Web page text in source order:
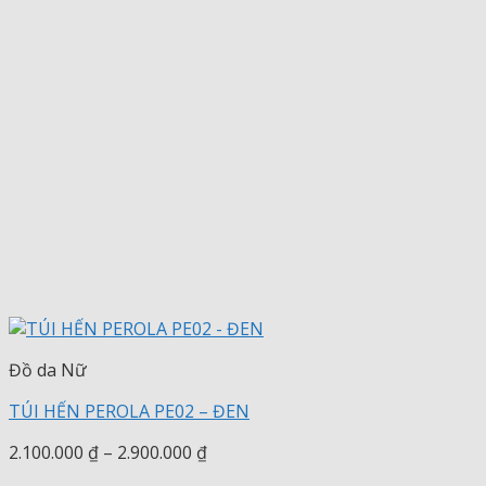
Đồ da Nữ
TÚI HẾN PEROLA PE02 – ĐEN
2.100.000 ₫ – 2.900.000 ₫Khoảng